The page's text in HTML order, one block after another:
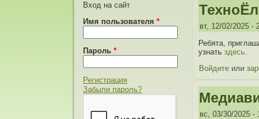
Вход на сайт
Имя пользователя *
Пароль *
Регистрация
Забыли пароль?
вт, 12/02/2025 -
Ребята,
узнать здесь.
Войдите или
вс, 03/30/2025 -